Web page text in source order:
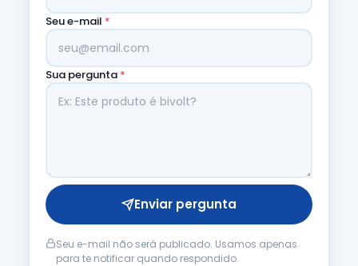
Seu e-mail *
Sua pergunta *
Enviar pergunta
Seu e-mail não será publicado. Usamos apenas
para te notificar quando respondido.